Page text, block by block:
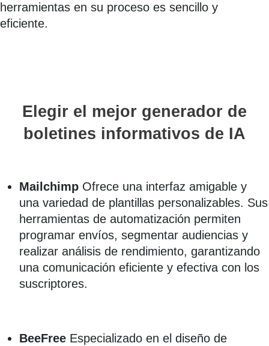
herramientas en su proceso es sencillo y
eficiente.
Elegir el mejor generador de
boletines informativos de IA
Mailchimp Ofrece una interfaz amigable y
una variedad de plantillas personalizables. Sus
herramientas de automatización permiten
programar envíos, segmentar audiencias y
realizar análisis de rendimiento, garantizando
una comunicación eficiente y efectiva con los
suscriptores.
BeeFree Especializado en el diseño de